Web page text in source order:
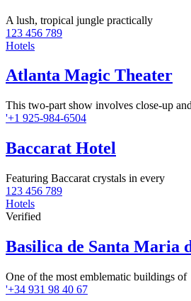
A lush, tropical jungle practically
123 456 789
Hotels
Atlanta Magic Theater
This two-part show involves close-up and
'+1 925-984-6504
Baccarat Hotel
Featuring Baccarat crystals in every
123 456 789
Hotels
Verified
Basilica de Santa Maria
One of the most emblematic buildings of
'+34 931 98 40 67